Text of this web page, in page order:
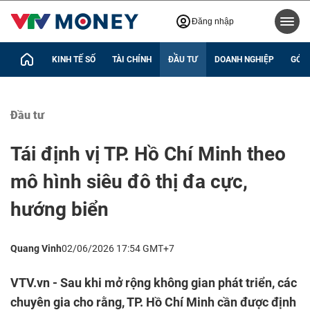
Đăng nhập
KINH TẾ SỐ TÀI CHÍNH ĐẦU TƯ DOANH NGHIỆP GÓC
Đầu tư
Tái định vị TP. Hồ Chí Minh theo
mô hình siêu đô thị đa cực,
hướng biển
Quang Vinh02/06/2026 17:54 GMT+7
VTV.vn - Sau khi mở rộng không gian phát triển, các
chuyên gia cho rằng, TP. Hồ Chí Minh cần được định